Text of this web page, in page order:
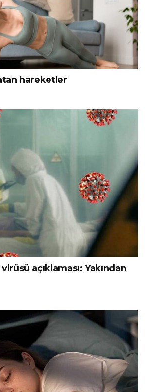
hareketler
açıklaması: Yakından